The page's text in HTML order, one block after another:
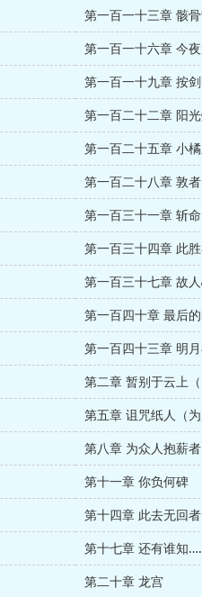
第一百一十三章 骸
第一百一十六章 今
第一百一十九章 按
第一百二十二章 阳
第一百二十五章 小
第一百二十八章 敦
第一百三十一章 斩命
第一百三十四章 此胜
第一百三十七章 故
第一百四十章 最后
第一百四十三章 明
第二章 暂别于云上
第五章 诅咒纸人（
第十一章 你负何碑
第十四章 此去无回者
第十七章 还有谁知
第二十章 龙宫